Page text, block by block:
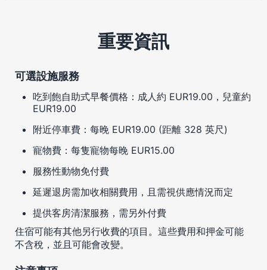
重要資訊
可選設施服務
吃到飽自助式早餐價格：成人約 EUR19.00，兒童約
EUR19.00
附近停車費：每晚 EUR19.00 (距離 328 英尺)
寵物費：每隻寵物每晚 EUR15.00
服務性動物免付費
延遲退房需加收相關費用，且需視供應情況而定
提供客房清潔服務，需另外付費
住宿可能有其他另行收費的項目。這些費用和押金可能
不含稅，並且可能會改變。